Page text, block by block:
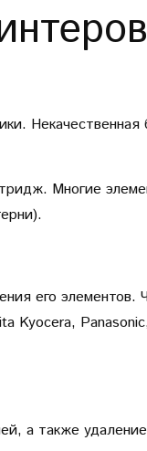
Некачественная
Многие
его элементов.
Kyocera,
а также